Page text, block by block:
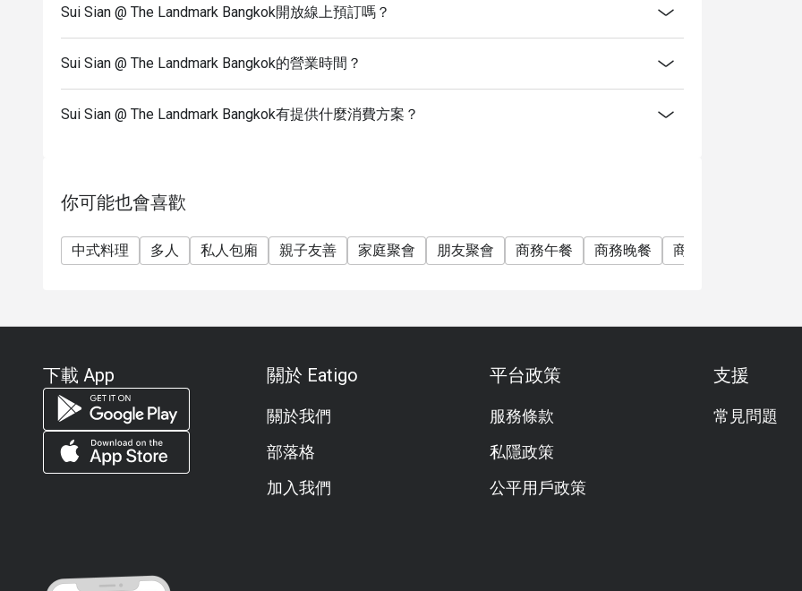
Q: Is there a dress code?
Q: How do I get to Sui Sian @ The Landmark Bangkok?
Sui Sian @ The Landmark Bangkok開放線上預訂嗎？
Sui Sian @ The Landmark Bangkok的營業時間？
Sui Sian @ The Landmark Bangkok有提供什麼消費方案？
你可能也會喜歡
中式料理 多人 私人包廂 親子友善 家庭聚會 朋友聚會 商務午餐 商務晚餐 商務會議
下載 App 關於 Eatigo
關於我們
部落格
加入我們
平台政策
服務條款
私隱政策
公平用戶政策
支援
常見問題